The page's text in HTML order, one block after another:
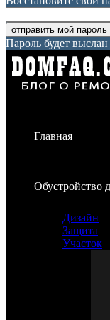
Пароль будет
Главная
Обустройство
Дизайн
Защита
Участок